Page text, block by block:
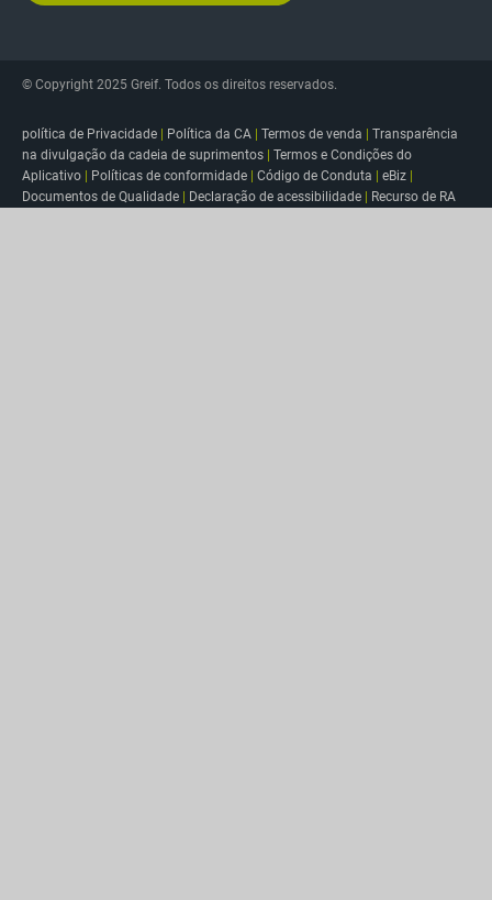
© Copyright 2025 Greif. Todos os direitos reservados.
política de Privacidade Política da CA Termos de venda
Transparência
na divulgação da cadeia de suprimentos
Termos e Condições do
Aplicativo
Políticas de conformidade Código de Conduta eBiz
Documentos de Qualidade
Declaração de acessibilidade Recurso de RA